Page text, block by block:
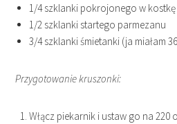
1/4 szklanki pokrojonego w kostkę
1/2 szklanki startego parmezanu
3/4 szklanki śmietanki (ja miałam
Przygotowanie kruszonki:
Włącz piekarnik i ustaw go na 220